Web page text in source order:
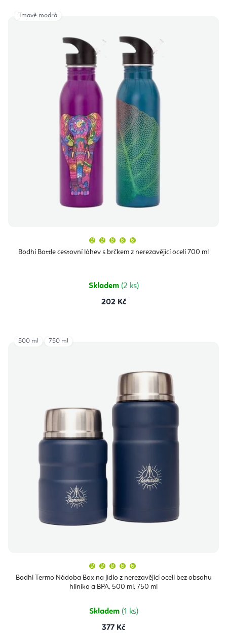
Bodhi Bottle cestovní láhev s brčkem z nerezavějící oceli 700 ml
produktu
je
hvězdiček.
Skladem (2 ks)
202 Kč
Tmavě modrá
Bodhi Termo Nádoba Box na jídlo z nerezavějící oceli bez obsahu
hliníka a BPA, 500 ml, 750 ml
produktu
je
5,0
Skladem (1 ks)
377 Kč
500 ml 750 ml